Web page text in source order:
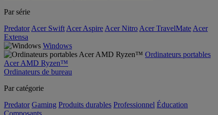
Par série
Predator Acer Swift Acer Aspire Acer Nitro Acer TravelMate Acer
Extensa
Windows
Ordinateurs portables
Acer AMD Ryzen™
Ordinateurs de bureau
Par catégorie
Predator Gaming Produits durables Professionnel Éducation
Composants